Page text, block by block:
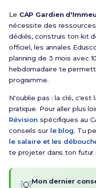
Le CAP Gardien
nécessite des
dédiés, construis ton kit
officiel, les annales
planning de 3 mois avec
hebdomadaire te
programme.
N'oublie pas : la clé, c'est
pratique. Pour aller plus
Révision spécifiques au
conseils sur le blog. Tu
le salaire et les
te projeter dans ton futur
Mon dernier